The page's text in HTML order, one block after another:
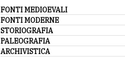
FONTI MEDIOEVALI
FONTI MODERNE
STORIOGRAFIA
PALEOGRAFIA
ARCHIVISTICA